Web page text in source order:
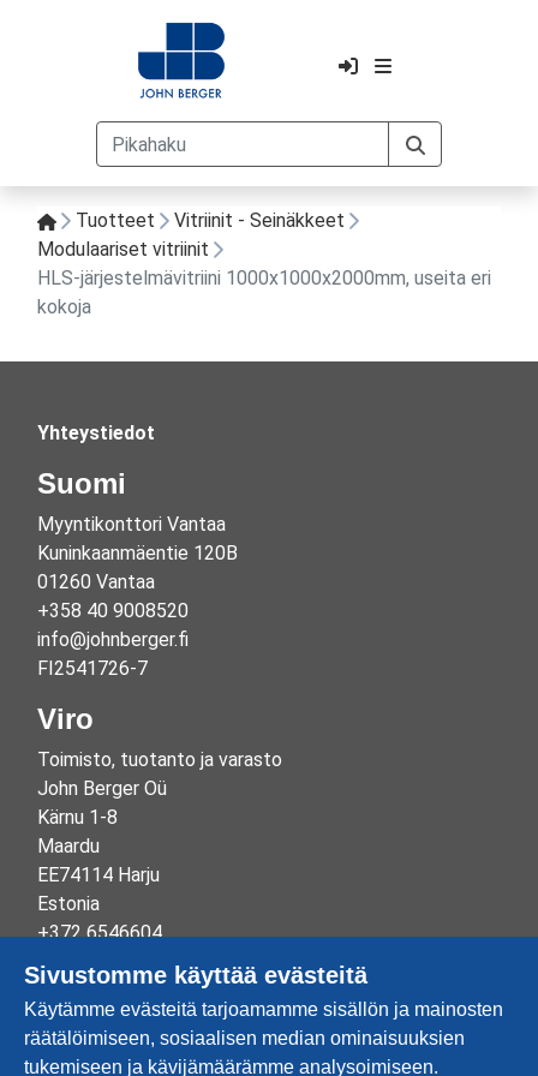
Tuotteet
Vitriinit - Seinäkkeet
Modulaariset vitriinit
HLS-järjestelmävitriini 1000x1000x2000mm, useita eri
kokoja
Yhteystiedot
Suomi
Myyntikonttori Vantaa
Kuninkaanmäentie 120B
01260 Vantaa
+358 40 9008520
info@johnberger.fi
FI2541726-7
Viro
Toimisto, tuotanto ja varasto
John Berger Oü
Kärnu 1-8
Maardu
EE74114 Harju
Estonia
+372 6546604
info@johnberger.ee
Reg.nr 10265834
EE100332513
Sivustomme käyttää evästeitä
Käytämme evästeitä tarjoamamme sisällön ja mainosten
räätälöimiseen, sosiaalisen median ominaisuuksien
tukemiseen ja kävijämäärämme analysoimiseen.